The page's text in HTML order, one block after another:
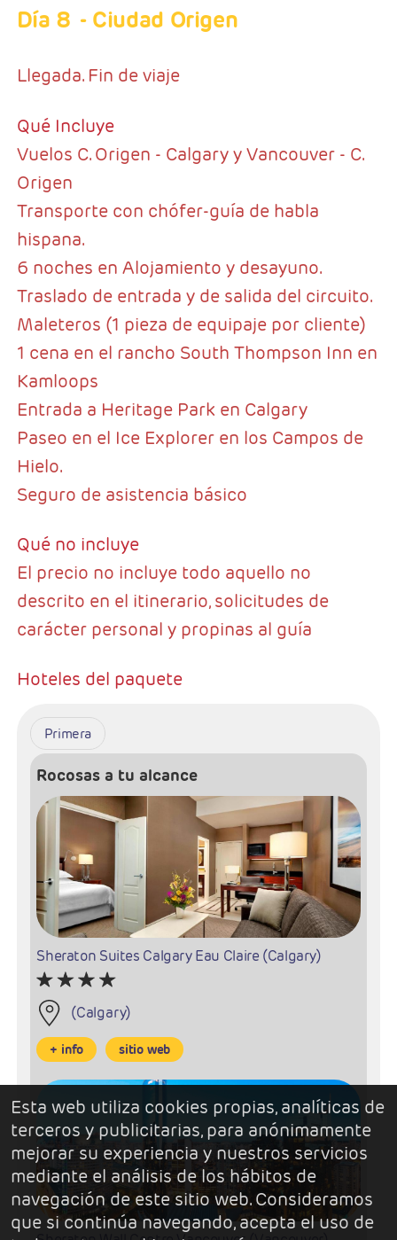
Día 8 - Ciudad Origen
Llegada. Fin de viaje
Qué Incluye
Vuelos C. Origen - Calgary y Vancouver - C.
Origen
Transporte con chófer-guía de habla
hispana.
6 noches en Alojamiento y desayuno.
Traslado de entrada y de salida del circuito.
Maleteros (1 pieza de equipaje por cliente)
1 cena en el rancho South Thompson Inn en
Kamloops
Entrada a Heritage Park en Calgary
Paseo en el Ice Explorer en los Campos de
Hielo.
Seguro de asistencia básico
Qué no incluye
El precio no incluye todo aquello no
descrito en el itinerario, solicitudes de
carácter personal y propinas al guía
Hoteles del paquete
Primera
Rocosas a tu alcance
Sheraton Suites Calgary Eau Claire (Calgary)
(Calgary)
+ info sitio web
Esta web utiliza cookies propias, analíticas de
terceros y publicitarias, para anónimamente
mejorar su experiencia y nuestros servicios
mediante el análisis de los hábitos de
navegación de este sitio web. Consideramos
que si continúa navegando, acepta el uso de